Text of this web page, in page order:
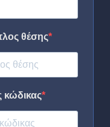
θέσης
κώδικας